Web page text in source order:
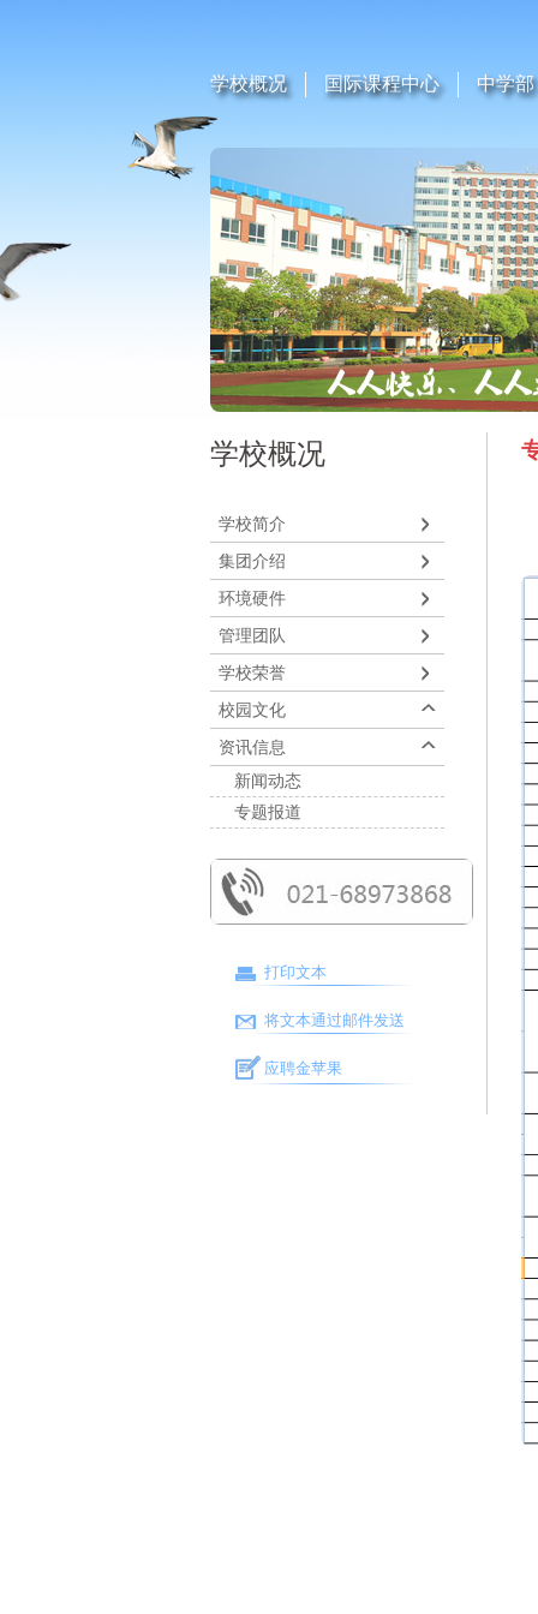
学校概况 国际课程中心 中学部
学校概况
学校简介
集团介绍
环境硬件
管理团队
学校荣誉
校园文化
资讯信息
新闻动态
专题报道
打印文本
将文本通过邮件发送
应聘金苹果